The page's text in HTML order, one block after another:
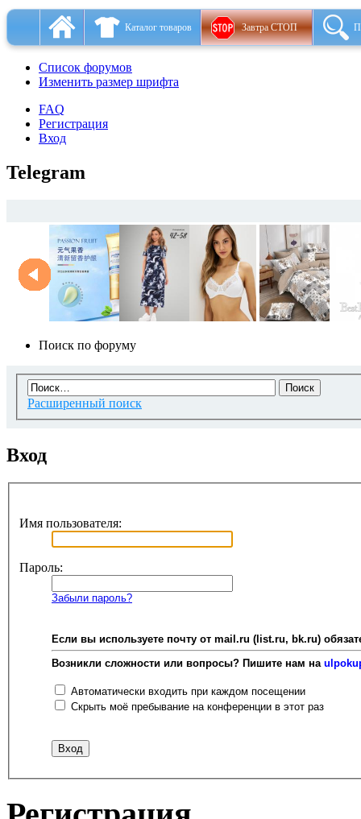
Каталог товаров Завтра СТОП
Список форумов
Изменить размер шрифта
FAQ
Регистрация
Вход
Telegram
Поиск по форуму
Расширенный поиск
Вход
Имя пользователя:
Пароль:
Забыли пароль?
Если вы используете почту от mail.ru (list.ru, bk.ru)
Возникли сложности или вопросы? Пишите нам на
Автоматически входить при каждом посещении
Скрыть моё пребывание на конференции в этот раз